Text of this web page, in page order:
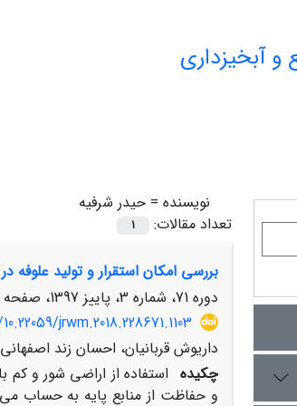
آبخیزداری
نویسنده = حیدر شرفیه
تعداد مقالات:
1
بررسی امکان استقرار و تولید
دوره 71، شماره 3، پاییز 1397، صفحه
jrwm.2018.228671.1103
داریوش قربانیان، احسان زند
چکیده استفاده از اراضی شور و کم
و حفاظت از منابع پایه به حساب